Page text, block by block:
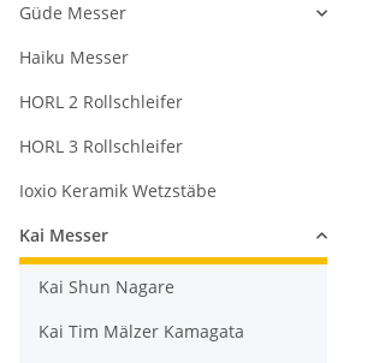
Güde Messer
Haiku Messer
HORL 2 Rollschleifer
HORL 3 Rollschleifer
Ioxio Keramik Wetzstäbe
Kai Messer
Kai Shun Nagare
Kai Tim Mälzer Kamagata